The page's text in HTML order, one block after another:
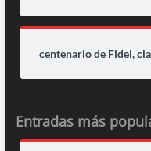
centenario de Fidel,
Entradas más